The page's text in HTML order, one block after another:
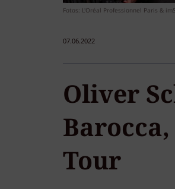
Fotos: L'Oréal Professionnel Paris &
07.06.2022
Oliver
Tour